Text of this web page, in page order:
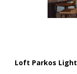
Loft Parkos